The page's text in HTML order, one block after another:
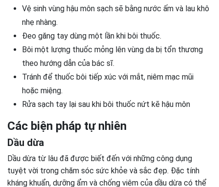
Vệ sinh vùng hậu môn sạch sẽ bằng nước ấm và lau khô
nhẹ nhàng.
Đeo găng tay dùng một lần khi bôi thuốc.
Bôi một lượng thuốc mỏng lên vùng da bị tổn thương
theo hướng dẫn của bác sĩ.
Tránh để thuốc bôi tiếp xúc với mắt, niêm mạc mũi
hoặc miệng.
Rửa sạch tay lại sau khi bôi thuốc nứt kẽ hậu môn
Các biện pháp tự nhiên
Dầu dừa
Dầu dừa từ lâu đã được biết đến với những công dụng
tuyệt vời trong chăm sóc sức khỏe và sắc đẹp. Đặc tính
kháng khuẩn, dưỡng ẩm và chống viêm của dầu dừa có thể